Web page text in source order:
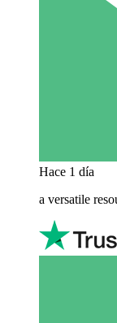
Hace 1 día
a versatile